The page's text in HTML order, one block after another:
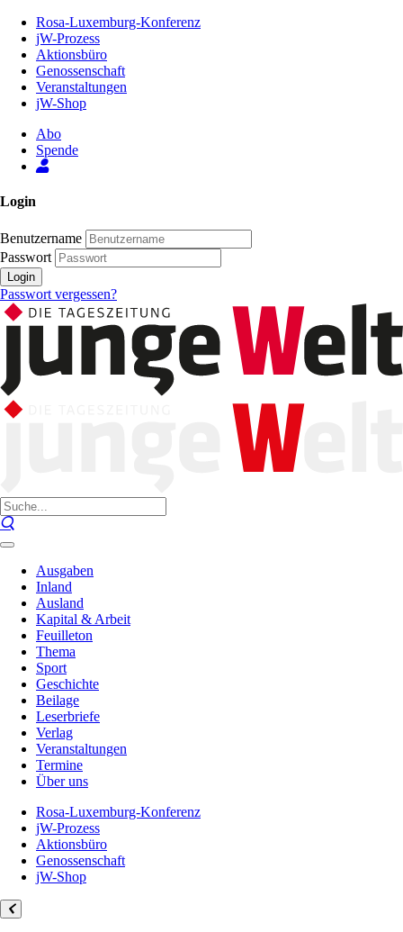
Inhalt
Seite
Rosa-Luxemburg-Konferenz
jW-Prozess
Aktionsbüro
Genossenschaft
Veranstaltungen
jW-Shop
Abo
Spende
Login
Benutzername
Passwort
Login
Passwort vergessen?
Ausgaben
Inland
Ausland
Kapital & Arbeit
Feuilleton
Thema
Sport
Geschichte
Beilage
Leserbriefe
Verlag
Veranstaltungen
Termine
Über uns
Rosa-Luxemburg-Konferenz
jW-Prozess
Aktionsbüro
Genossenschaft
jW-Shop